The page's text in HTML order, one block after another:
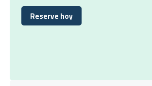
Reserve hoy
Reserve hoy